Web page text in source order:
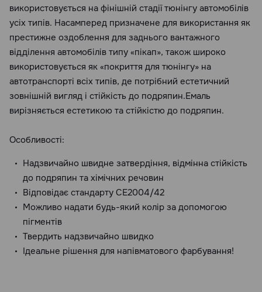
використовується на фінішній стадії тюнінгу автомобілів
усіх типів. Насамперед призначене для використання як
престижне оздоблення для заднього вантажного
відділення автомобілів типу «пікап», також широко
використовується як «покриття для тюнінгу» на
автотранспорті всіх типів, де потрібний естетичний
зовнішній вигляд і стійкість до подряпин.Емаль
вирізняється естетикою та стійкістю до подряпин.
Особливості:
Надзвичайно швидне затвердіння, відмінна стійкість
до подряпин та хімічних речовин
Відповідає стандарту СЕ2004/42
Можливо надати будь-який колір за допомогою
пігментів
Твердить надзвичайно швидко
Ідеальне рішення для напівматового фарбування!